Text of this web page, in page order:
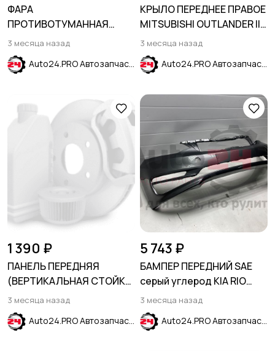
ФАРА
ПРОТИВОТУМАННАЯ
ЛЕВАЯ KIA SPORTAGE SL
2010-2016
3 месяца назад
Auto24.PRO Автозапчасти
КРЫЛО ПЕРЕДНЕЕ ПРАВОЕ
MITSUBISHI OUTLANDER II
XL CV 2010-2012
3 месяца назад
Auto24.PRO Автозапчасти
1 390 ₽
ПАНЕЛЬ ПЕРЕДНЯЯ
(ВЕРТИКАЛЬНАЯ СТОЙКА
КРОНШТЕЙНА КРЕПЛЕНИЯ
РЕШЕТКИ) CHEVROLET
EQUINOX 2017-2023
3 месяца назад
Auto24.PRO Автозапчасти
5 743 ₽
БАМПЕР ПЕРЕДНИЙ SAE
серый углерод KIA RIO
2015-2017
3 месяца назад
Auto24.PRO Автозапчасти